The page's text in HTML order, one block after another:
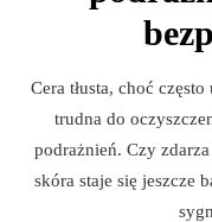
Cera tłusta, choć
trudna do
podrażnień. Czy
skóra staje się jeszcze